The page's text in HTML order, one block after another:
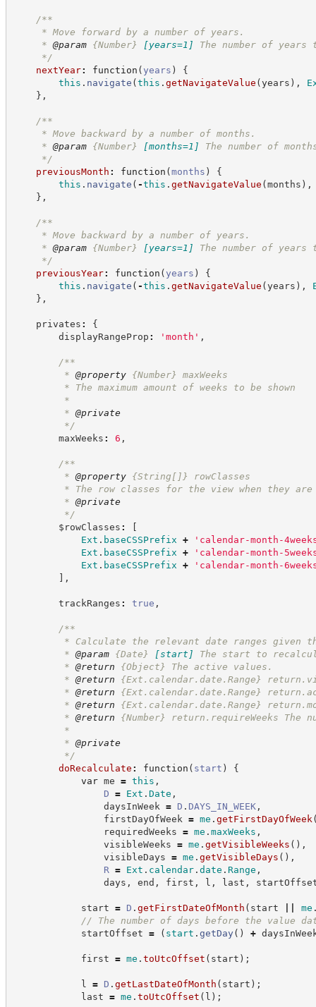
/**
* Move forward by a number of years.
* @param {Number} [years=1]
The number of years
*/
nextYear: function ( years )
{
this . navigate (this . getNavigateValue (years ) ,
} ,
/**
* Move backward by a number of months.
* @param {Number} [months=1]
The number of
*/
previousMonth : function (months )
{
this . navigate ( -this . getNavigateValue (months ) ,
} ,
/**
* Move backward by a number of years.
* @param {Number} [years=1]
The number of years
*/
previousYear: function ( years )
{
this . navigate ( -this . getNavigateValue (years ) ,
} ,
privates :
{
displayRangeProp : ' month ' ,
/**
* @property {Number}
maxWeeks
* The maximum amount of weeks to be shown
*
* @private
*/
maxWeeks : 6 ,
/**
* @property {String[]}
rowClasses
* The row classes for the view when they are
* @private
*/
$rowClasses :
[
Ext . baseCSSPrefix + ' calendar-month-
Ext . baseCSSPrefix + ' calendar-month-
Ext . baseCSSPrefix + ' calendar-month-
] ,
trackRanges : true ,
/**
* Calculate the relevant date ranges given
* @param {Date} [start]
The start to
* @return {Object}
The active values.
* @return {Ext.calendar.date.Range}
* @return {Ext.calendar.date.Range}
* @return {Ext.calendar.date.Range}
* @return {Number}
return.requireWeeks The
*
* @private
*/
doRecalculate : function ( start )
{
var me = this ,
D = Ext . Date ,
daysInWeek = D . DAYS_IN_WEEK,
firstDayOfWeek = me . getFirstDayOfWeek
requiredWeeks = me . maxWeeks ,
visibleWeeks = me . getVisibleWeeks ( ) ,
visibleDays = me . getVisibleDays ( ) ,
R = Ext . calendar. date . Range ,
days , end , first , l , last ,
start = D . getFirstDateOfMonth ( start me
// The number of days before the value
startOffset = ( start . getDay ( ) +
first = me . toUtcOffset ( start ) ;
l = D . getLastDateOfMonth ( start ) ;
last = me . toUtcOffset ( l ) ;